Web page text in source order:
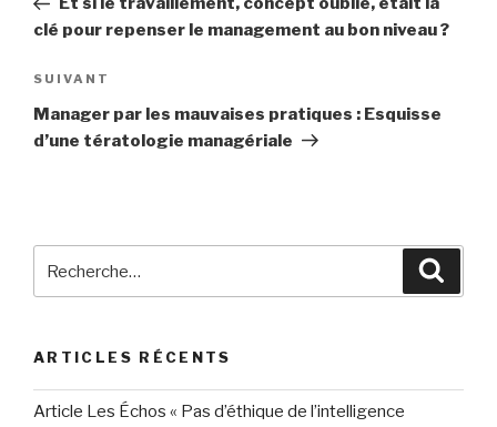
l’article
clé pour repenser le management au bon niveau ?
Article
suivant
SUIVANT
Manager par les mauvaises pratiques : Esquisse
d’une tératologie managériale
ARTICLES RÉCENTS
Article Les Échos « Pas d’éthique de l’intelligence